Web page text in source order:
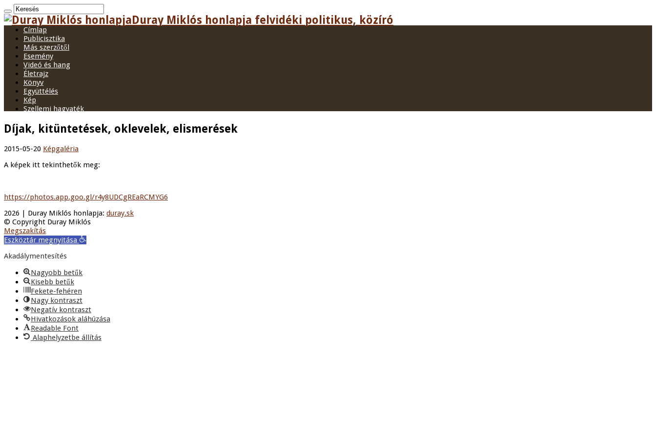
Duray Miklós honlapja felvidéki politikus, közíró
Címlap
Publicisztika
Más szerzőtől
Esemény
Videó és hang
Életrajz
Könyv
Együttélés
Kép
Szellemi hagyaték
Díjak, kitüntetések, oklevelek, elismerések
2015-05-20 Képgaléria
A képek itt tekinthetők meg:
https://photos.app.goo.gl/r4y8UDCgREaRCMYG6
2026 | Duray Miklós honlapja: duray.sk
© Copyright Duray Miklós
Megszakítás
Eszköztár megnyitása
Akadálymentesítés
Nagyobb betűk
Kisebb betűk
Fekete-fehéren
Nagy kontraszt
Negatív kontraszt
Hivatkozások aláhúzása
Readable Font
Alaphelyzetbe állítás